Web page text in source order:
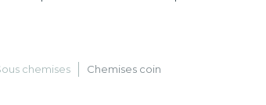
chemises Chemises coin